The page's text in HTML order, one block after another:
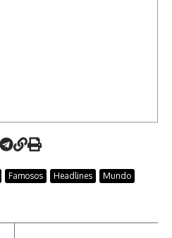
Famosos Headlines Mundo